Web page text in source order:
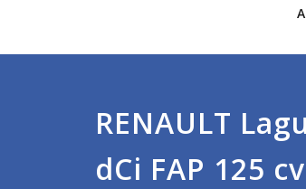
RENAULT
dCi FAP 125